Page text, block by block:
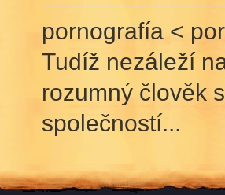
pornografía <
Tudíž nezáleží
rozumný člověk
společností...